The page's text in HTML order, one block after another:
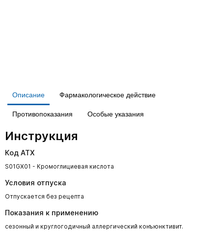
Описание Фармакологическое действие
Противопоказания Особые указания
Инструкция
Код АТХ
S01GX01 - Кромоглициевая кислота
Условия отпуска
Отпускается без рецепта
Показания к применению
сезонный и круглогодичный аллергический конъюнктивит.